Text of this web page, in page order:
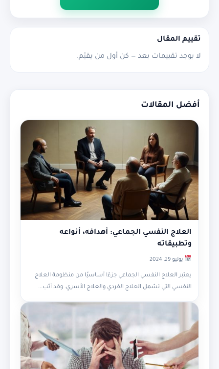
تقييم المقال
لا يوجد تقييمات بعد — كن أول من يقيّم.
أفضل المقالات
العلاج النفسي الجماعي: أهدافه، أنواعه
وتطبيقاته
يوليو 29, 2024
يعتبر العلاج النفسي الجماعي جزءًا أساسيًا من منظومة العلاج
النفسي التي تشمل العلاج الفردي والعلاج الأسري. وقد أثب...